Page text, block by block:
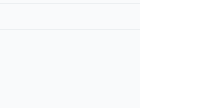
- - - - - -
- - - - - -